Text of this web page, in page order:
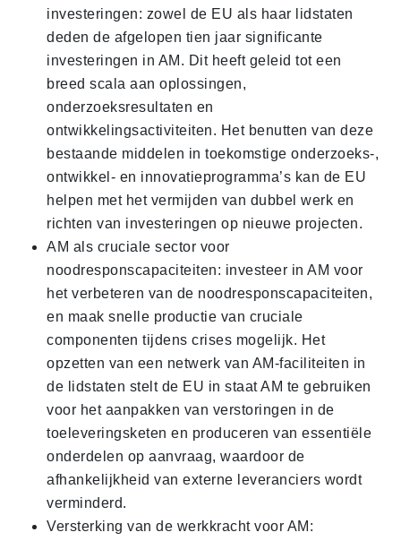
investeringen: zowel de EU als haar lidstaten
deden de afgelopen tien jaar significante
investeringen in AM. Dit heeft geleid tot een
breed scala aan oplossingen,
onderzoeksresultaten en
ontwikkelingsactiviteiten. Het benutten van deze
bestaande middelen in toekomstige onderzoeks-,
ontwikkel- en innovatieprogramma’s kan de EU
helpen met het vermijden van dubbel werk en
richten van investeringen op nieuwe projecten.
AM als cruciale sector voor
noodresponscapaciteiten: investeer in AM voor
het verbeteren van de noodresponscapaciteiten,
en maak snelle productie van cruciale
componenten tijdens crises mogelijk. Het
opzetten van een netwerk van AM-faciliteiten in
de lidstaten stelt de EU in staat AM te gebruiken
voor het aanpakken van verstoringen in de
toeleveringsketen en produceren van essentiële
onderdelen op aanvraag, waardoor de
afhankelijkheid van externe leveranciers wordt
verminderd.
Versterking van de werkkracht voor AM: